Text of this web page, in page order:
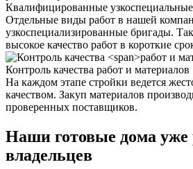
Квалифицированные
Отдельные виды работ в нашей
узкоспециализированные бригады.
высокое качество работ в короткие
Контроль качества работ и материалов
На каждом этапе стройки ведется
качеством. Закуп материалов
проверенных поставщиков.
Наши готовые дома уже
владельцев